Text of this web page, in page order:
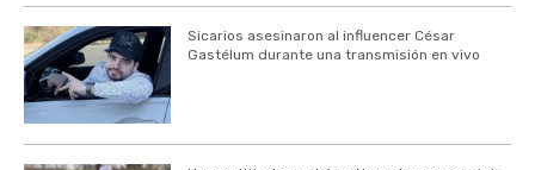
Sicarios asesinaron al influencer César
Gastélum durante una transmisión en vivo